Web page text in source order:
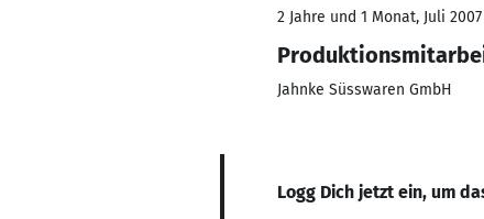
2 Jahre und 1 Monat, Juli
Jahnke Süsswaren GmbH
Logg Dich jetzt ein, um